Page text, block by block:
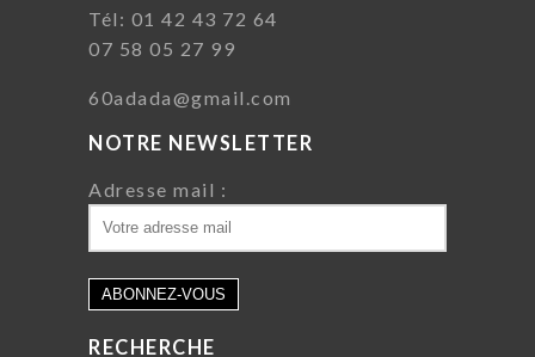
Tél: 01 42 43 72 64
07 58 05 27 99
60adada@gmail.com
NOTRE NEWSLETTER
Adresse mail :
RECHERCHE